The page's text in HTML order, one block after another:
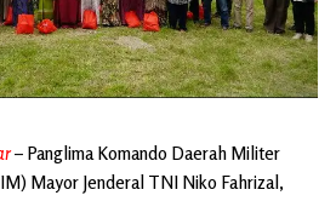
– Panglima Komando Daerah Militer
Mayor Jenderal TNI Niko Fahrizal,